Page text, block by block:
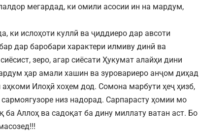
мегардад, ки омили асосии ин на мардум,
ки ислоҳоти куллӣ ва ҷиддиеро дар авсоти
дар баробари характери илмиву динӣ ва
зеро, агар сиёсати Ҳукумат алайҳи дини
ҳар амали хашин ва зуровариеро анҷом диҳад
Илоҳӣ хоҳем дод. Сомона марбути ҳеҷ ҳизб,
низ надорад. Сарпарасту ҳомии мо
Аллоҳ ва садоқат ба дину миллату ватан аст. Бо